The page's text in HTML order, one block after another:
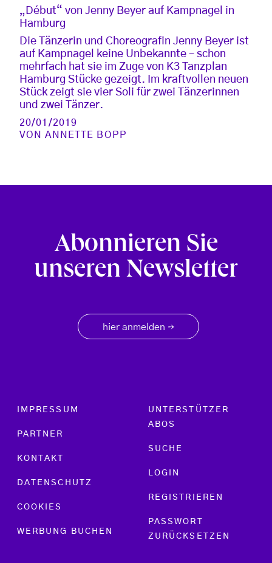
„Début“ von Jenny Beyer auf Kampnagel in
Hamburg
Die Tänzerin und Choreografin Jenny Beyer ist
auf Kampnagel keine Unbekannte – schon
mehrfach hat sie im Zuge von K3 Tanzplan
Hamburg Stücke gezeigt. Im kraftvollen neuen
Stück zeigt sie vier Soli für zwei Tänzerinnen
und zwei Tänzer.
20/01/2019
VONANNETTE BOPP
Abonnieren Sie
unseren Newsletter
hier anmelden →
Footer menu
IMPRESSUM
PARTNER
KONTAKT
DATENSCHUTZ
COOKIES
WERBUNG BUCHEN
UNTERSTÜTZER
ABOS
SUCHE
LOGIN
REGISTRIEREN
PASSWORT
ZURÜCKSETZEN